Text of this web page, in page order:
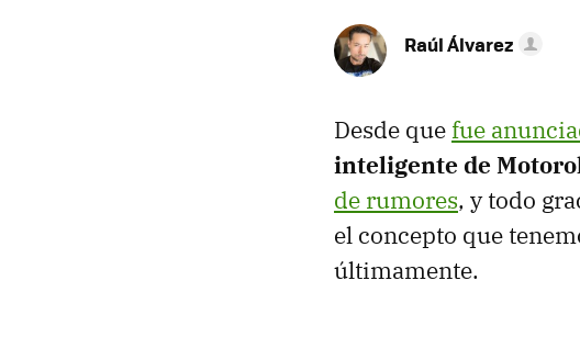
Raúl Álvarez
Desde que fue
inteligente de
de rumores, y todo
el concepto que
últimamente.